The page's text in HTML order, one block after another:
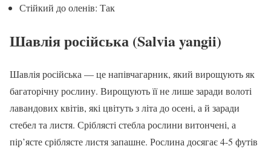
Стійкий до оленів: Так
Шавлія російська (Salvia yangii)
Шавлія російська — це напівчагарник, який вирощують як
багаторічну рослину. Вирощують її не лише заради волоті
лавандових квітів, які цвітуть з літа до осені, а й заради
стебел та листя. Сріблясті стебла рослини витончені, а
пір’ясте сріблясте листя запашне. Рослина досягає 4-5 футів